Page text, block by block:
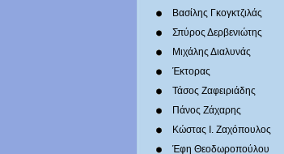
Βασίλης Γκογκτζιλάς
Σπύρος Δερβενιώτης
Mιχάλης Διαλυνάς
Έκτορας
Τάσος Ζαφειριάδης
Πάνος Ζάχαρης
Κώστας Ι. Ζαχόπουλoς
Έφη Θεοδωροπούλου